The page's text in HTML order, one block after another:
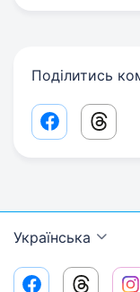
Поділитись
Facebook
Українська